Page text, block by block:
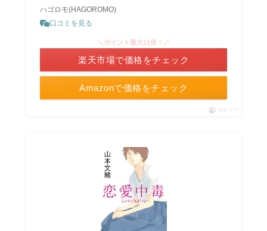
ハゴロモ(HAGOROMO)
口コミを見る
Amazonで価格をチェック
＼ポイント最大11倍！／
楽天市場で価格をチェック
ポチップ